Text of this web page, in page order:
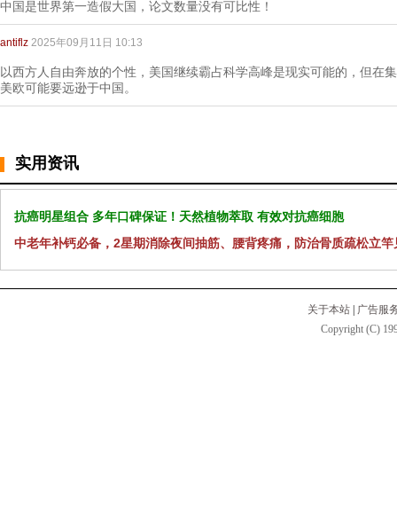
中国是世界第一造假大国，论文数量没有可比性！
antiflz 2025年09月11日 10:13
以西方人自由奔放的个性，美国继续霸占科学高峰是现实可能的，但在
美欧可能要远逊于中国。
实用资讯
抗癌明星组合 多年口碑保证！天然植物萃取 有效对抗癌细胞
中老年补钙必备，2星期消除夜间抽筋、腰背疼痛，防治骨质疏松立竿
关于本站
广告服
Copyright (C)